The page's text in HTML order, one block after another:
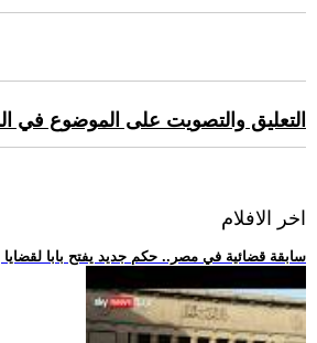
التعليق والتصويت على الموضوع في
اخر الافلام
.. سابقة قضائية في مصر.. حكم جديد يفتح بابا